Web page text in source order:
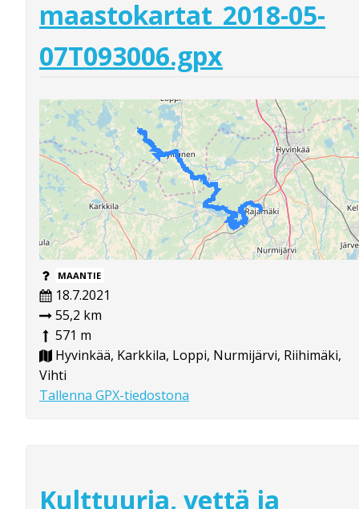
maastokartat_2018-05-
07T093006.gpx
MAANTIE
18.7.2021
55,2 km
571 m
Hyvinkää, Karkkila, Loppi, Nurmijärvi, Riihimäki,
Vihti
Tallenna GPX-tiedostona
Kulttuuria, vettä ja